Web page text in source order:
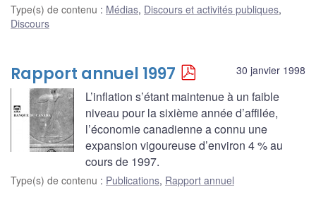
Type(s) de contenu : Médias, Discours et activités publiques,
Discours
30 janvier 1998
Rapport annuel 1997
L’inflation s’étant maintenue à un faible
niveau pour la sixième année d’affilée,
l’économie canadienne a connu une
expansion vigoureuse d’environ 4 % au
cours de 1997.
Type(s) de contenu : Publications, Rapport annuel